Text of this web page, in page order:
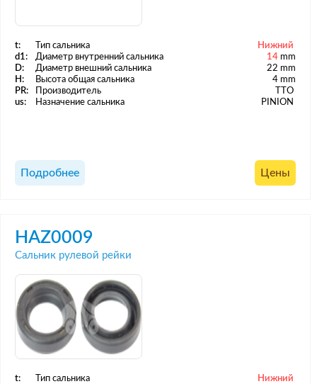
t: Тип сальника
Нижний
d1:
Диаметр внутренний сальника 14 mm
D:
Диаметр внешний сальника
22 mm
H:
Высота общая сальника
4 mm
PR:
Производитель
TTO
us:
Назначение сальника PINION
Подробнее Цены
HAZ0009
Сальник рулевой рейки
t: Тип сальника
Нижний